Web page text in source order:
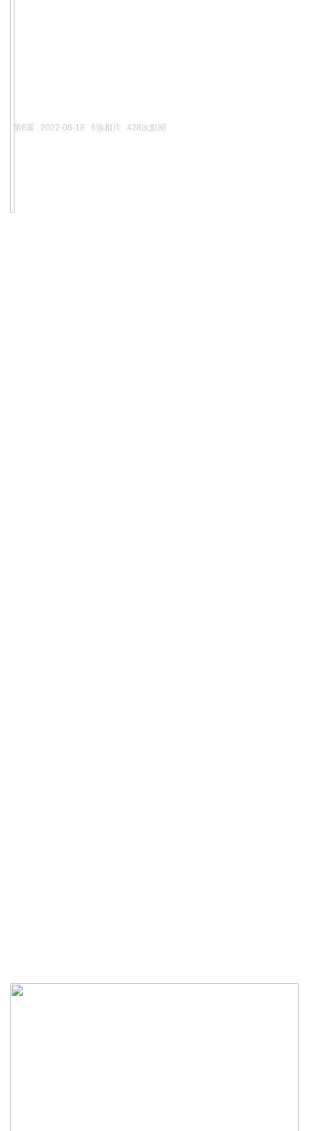
第6露 2022-06-18 6張相片 428次點閱